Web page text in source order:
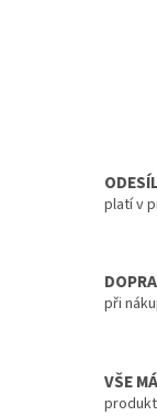
platí v
při
VŠE